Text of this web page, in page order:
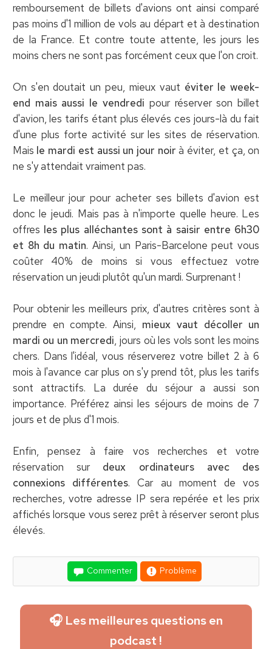
remboursement de billets d'avions ont ainsi comparé
pas moins d'1 million de vols au départ et à destination
de la France. Et contre toute attente, les jours les
moins chers ne sont pas forcément ceux que l'on croit.
On s'en doutait un peu, mieux vaut éviter le week-
end mais aussi le vendredi pour réserver son billet
d'avion, les tarifs étant plus élevés ces jours-là du fait
d'une plus forte activité sur les sites de réservation.
Mais le mardi est aussi un jour noir à éviter, et ça, on
ne s'y attendait vraiment pas.
Le meilleur jour pour acheter ses billets d'avion est
donc le jeudi. Mais pas à n'importe quelle heure. Les
offres les plus alléchantes sont à saisir entre 6h30
et 8h du matin. Ainsi, un Paris-Barcelone peut vous
coûter 40% de moins si vous effectuez votre
réservation un jeudi plutôt qu'un mardi. Surprenant !
Pour obtenir les meilleurs prix, d'autres critères sont à
prendre en compte. Ainsi, mieux vaut décoller un
mardi ou un mercredi, jours où les vols sont les moins
chers. Dans l'idéal, vous réserverez votre billet 2 à 6
mois à l'avance car plus on s'y prend tôt, plus les tarifs
sont attractifs. La durée du séjour a aussi son
importance. Préférez ainsi les séjours de moins de 7
jours et de plus d'1 mois.
Enfin, pensez à faire vos recherches et votre
réservation sur deux ordinateurs avec des
connexions différentes. Car au moment de vos
recherches, votre adresse IP sera repérée et les prix
affichés lorsque vous serez prêt à réserver seront plus
élevés.
Commenter Problème
🎧 Les meilleures questions en
podcast !